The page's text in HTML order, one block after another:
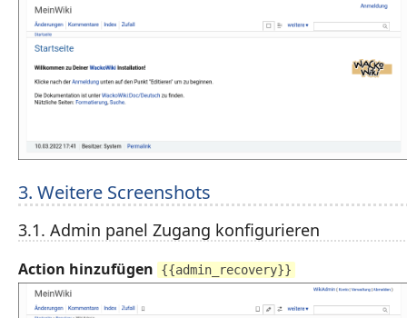
3. Weitere Screenshots
3.1. Admin panel Zugang konfigurieren
Action hinzufügen {{admin_recovery}}